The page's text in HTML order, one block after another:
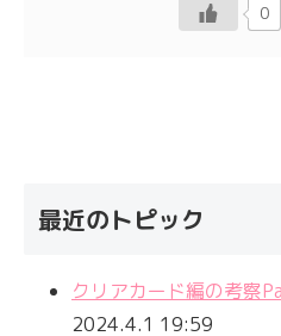
0
最近のトピック
クリアカード編の考察
2024.4.1 19:59